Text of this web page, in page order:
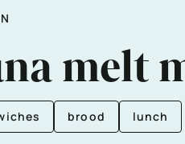
melt
brood lunch